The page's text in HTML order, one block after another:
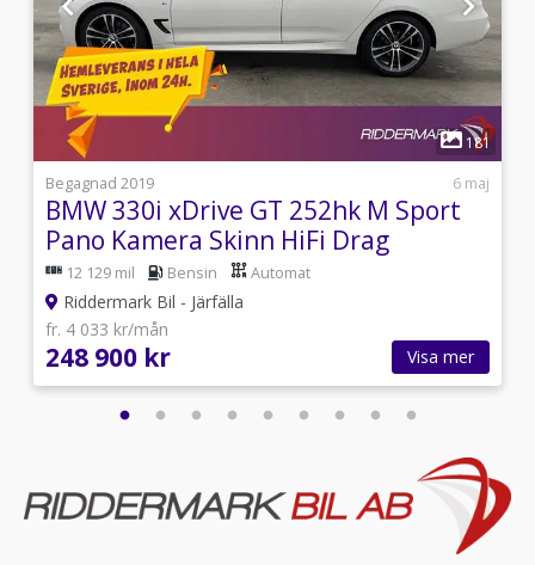
181
Begagnad 2019
6 maj
BMW 330i xDrive GT 252hk M Sport
Pano Kamera Skinn HiFi Drag
12 129 mil Bensin Automat
Riddermark Bil - Järfälla
fr. 4 033 kr/mån
248 900 kr Visa mer